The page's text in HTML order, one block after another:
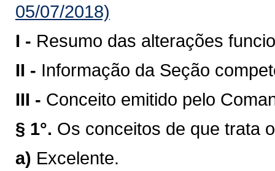
05/07/2018)
I - Resumo das alterações
II - Informação da Seção
III - Conceito emitido pelo
§ 1°. Os conceitos de que trata
a) Excelente.